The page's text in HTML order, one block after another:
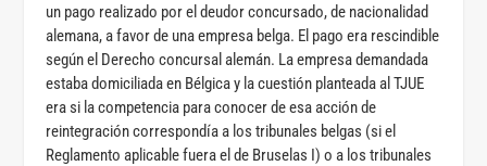
un pago realizado por el deudor concursado, de nacionalidad
alemana, a favor de una empresa belga. El pago era rescindible
según el Derecho concursal alemán. La empresa demandada
estaba domiciliada en Bélgica y la cuestión planteada al TJUE
era si la competencia para conocer de esa acción de
reintegración correspondía a los tribunales belgas (si el
Reglamento aplicable fuera el de Bruselas I) o a los tribunales